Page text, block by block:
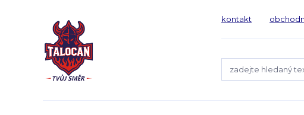
kontakt